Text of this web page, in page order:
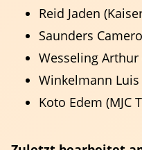
Reid Jaden
Saunders
Wesseling Arthur
Winkelmann Luis
Koto Edem (MJC